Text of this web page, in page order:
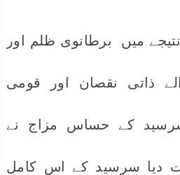
نتیجے میں برطانوی ظلم اور
ذاتی نقصان اور قومی
کے حساس مزاج نے
دیا سرسید کے اس کامل